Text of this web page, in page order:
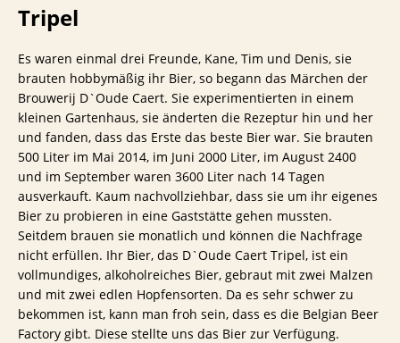
Tripel
Es waren einmal drei Freunde, Kane, Tim und Denis, sie
brauten hobbymäßig ihr Bier, so begann das Märchen der
Brouwerij D`Oude Caert. Sie experimentierten in einem
kleinen Gartenhaus, sie änderten die Rezeptur hin und her
und fanden, dass das Erste das beste Bier war. Sie brauten
500 Liter im Mai 2014, im Juni 2000 Liter, im August 2400
und im September waren 3600 Liter nach 14 Tagen
ausverkauft. Kaum nachvollziehbar, dass sie um ihr eigenes
Bier zu probieren in eine Gaststätte gehen mussten.
Seitdem brauen sie monatlich und können die Nachfrage
nicht erfüllen. Ihr Bier, das D`Oude Caert Tripel, ist ein
vollmundiges, alkoholreiches Bier, gebraut mit zwei Malzen
und mit zwei edlen Hopfensorten. Da es sehr schwer zu
bekommen ist, kann man froh sein, dass es die Belgian Beer
Factory gibt. Diese stellte uns das Bier zur Verfügung.